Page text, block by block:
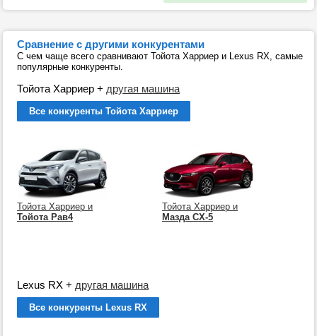
Сравнение с другими конкурентами
С чем чаще всего сравнивают Тойота Харриер и Lexus RX, самые
популярные конкуренты.
Тойота Харриер + другая машина
Все конкуренты Тойота Харриер
Тойота Харриер и
Тойота Рав4
Тойота Харриер и
Мазда СХ-5
Lexus RX + другая машина
Все конкуренты Lexus RX